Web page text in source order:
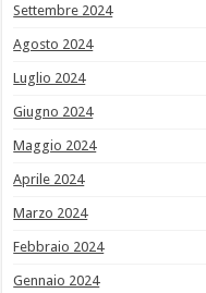
Settembre 2024
Agosto 2024
Luglio 2024
Giugno 2024
Maggio 2024
Aprile 2024
Marzo 2024
Febbraio 2024
Gennaio 2024